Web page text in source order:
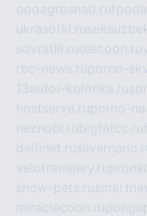
oooagrosnab.ru
ukrasotki.ru
sovratili.ruolecoon.ru
rbc-news.ruporno-
13autor-kolonka.ru
hostserve.ruporno-
neznobi.rubigfatcc.ru
delfinet.ru
velotrenajery.ru
show-pets.ru
miraclecoon.ru